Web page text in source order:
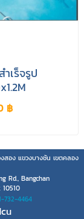
ำเร็จรูป
฿
อง แขวงบางชัน เขตคลอง
Rd., Bangchan
732-4464